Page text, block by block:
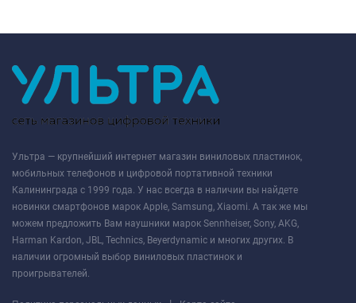
Ультра — крупнейший интернет магазин виниловых пластинок,
мобильных телефонов и цифровой портативной техники
Калининграда с 1999 года. У нас всегда в наличии вы найдете
новинки смартфонов марок Apple, Samsung, Xiaomi. А так же мы
можем предложить Вам наушники марок Sennheiser, Sony, AKG,
Harman Kardon, JBL, Technics, Beyerdynamic и многих других. В
наличии огромный выбор виниловых пластинок и
проигрывателей.